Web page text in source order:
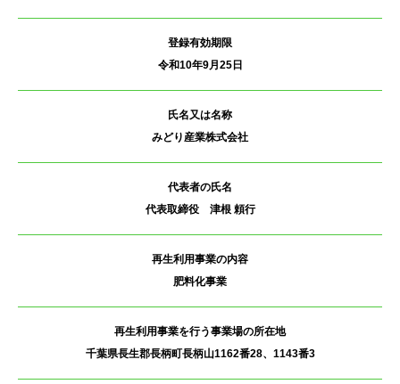
登録有効期限
令和10年9月25日
氏名又は名称
みどり産業株式会社
代表者の氏名
代表取締役 津根 頼行
再生利用事業の内容
肥料化事業
再生利用事業を行う事業場の所在地
千葉県長生郡長柄町長柄山1162番28、1143番3